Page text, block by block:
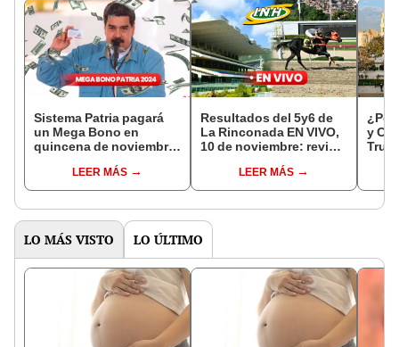
Sistema Patria pagará
un Mega Bono en
quincena de noviembre
beneficiarios y cómo
cobrar el subsidio
LEER MÁS
Resultados del 5y6 de
La Rinconada EN VIVO,
10 de noviembre: revisa
y retirados vía INH TV
LEER MÁS
¿Por
y
LO MÁS VISTO LO ÚLTIMO